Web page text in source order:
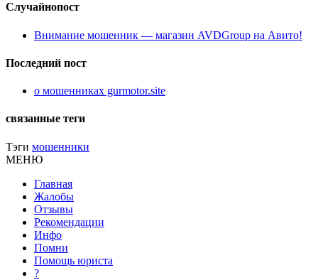
Случайнопост
Внимание мошенник — магазин AVDGroup на Авито!
Последний пост
о мошенниках gurmotor.site
связанные теги
Тэги мошенники
МЕНЮ
Главная
Жалобы
Отзывы
Рекомендации
Инфо
Помни
Помощь юриста
?